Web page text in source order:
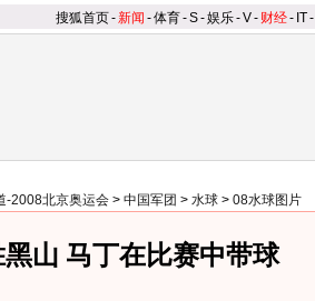
搜狐首页-新闻 -体育-S-娱乐-V- 财经- IT-
-2008北京奥运会 > 中国军团 > 水球 > 08水球图片
山 马丁在比赛中带球